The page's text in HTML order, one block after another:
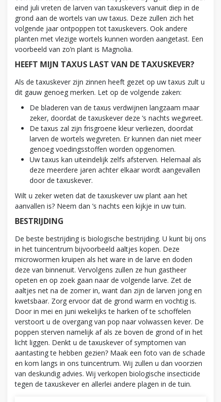
eind juli vreten de larven van taxuskevers vanuit diep in de
grond aan de wortels van uw taxus. Deze zullen zich het
volgende jaar ontpoppen tot taxuskevers. Ook andere
planten met vlezige wortels kunnen worden aangetast. Een
voorbeeld van zo’n plant is Magnolia.
HEEFT MIJN TAXUS LAST VAN DE TAXUSKEVER?
Als de taxuskever zijn zinnen heeft gezet op uw taxus zult u
dit gauw genoeg merken. Let op de volgende zaken:
De bladeren van de taxus verdwijnen langzaam maar
zeker, doordat de taxuskever deze ’s nachts wegvreet.
De taxus zal zijn frisgroene kleur verliezen, doordat
larven de wortels wegvreten. Er kunnen dan niet meer
genoeg voedingsstoffen worden opgenomen.
Uw taxus kan uiteindelijk zelfs afsterven. Helemaal als
deze meerdere jaren achter elkaar wordt aangevallen
door de taxuskever.
Wilt u zeker weten dat de taxuskever uw plant aan het
aanvallen is? Neem dan ’s nachts een kijkje in uw tuin.
BESTRIJDING
De beste bestrijding is biologische bestrijding. U kunt bij ons
in het tuincentrum bijvoorbeeld aaltjes kopen. Deze
microwormen kruipen als het ware in de larve en doden
deze van binnenuit. Vervolgens zullen ze hun gastheer
opeten en op zoek gaan naar de volgende larve. Zet de
aaltjes net na de zomer in, want dan zijn de larven jong en
kwetsbaar. Zorg ervoor dat de grond warm en vochtig is.
Door in mei en juni wekelijks te harken of te schoffelen
verstoort u de overgang van pop naar volwassen kever. De
poppen sterven namelijk af als ze boven de grond of in het
licht liggen. Denkt u de taxuskever of symptomen van
aantasting te hebben gezien? Maak een foto van de schade
en kom langs in ons tuincentrum. Wij zullen u dan voorzien
van deskundig advies. Wij verkopen biologische insecticide
tegen de taxuskever en allerlei andere plagen in de tuin.